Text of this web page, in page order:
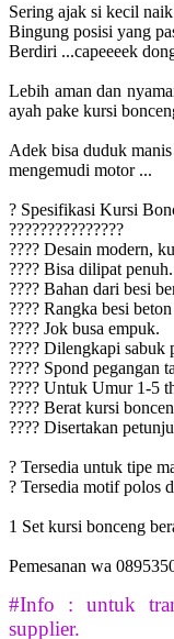
Sering ajak si kecil
Bingung posisi yang
Berdiri ...capeeeek
Lebih aman dan
ayah pake kursi
Adek bisa duduk
mengemudi motor ...
? Spesifikasi Kursi
???????????????
???? Desain modern,
???? Bisa dilipat penuh.
???? Bahan dari besi
???? Rangka besi
???? Jok busa empuk.
???? Dilengkapi sabuk
???? Spond pegangan
???? Untuk Umur 1-5
???? Berat kursi
???? Disertakan
? Tersedia untuk tipe
? Tersedia motif polos
1 Set kursi bonceng
Pemesanan wa
#Info : untuk
supplier.